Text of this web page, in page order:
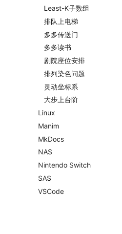
Least-K子数组
排队上电梯
多多传送门
多多读书
剧院座位安排
排列染色问题
灵动坐标系
大步上台阶
Linux
Shell基础
Shell脚本
Shell快捷键
Shell Redirection
Shell Expansion
SSH
Manim
初见manim
MkDocs
mkdocs介绍
mkdocs实践
Best practices
写数学公式的坑
NAS
飞牛OS
自建云相册
在线VSCode
Nintendo Switch
NS破解
NS串流PS5
SAS
SAS的基本操作
VSCode